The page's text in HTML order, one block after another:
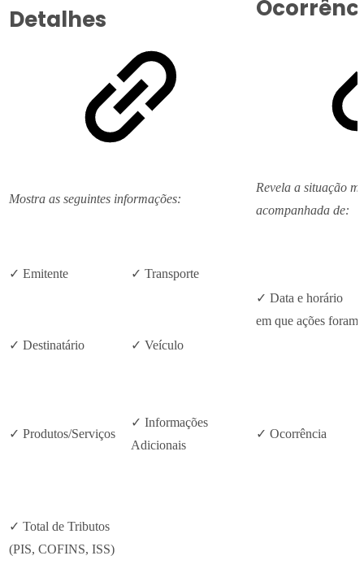
Detalhes
Mostra as seguintes informações:
Revela a situação
acompanhada de:
✓ Emitente
✓ Transporte
✓ Data e horário
em que ações foram
✓ Destinatário
✓ Veículo
✓ Produtos/Serviços
✓ Informações
Adicionais
✓ Ocorrência
✓ Total de Tributos
(PIS, COFINS, ISS)